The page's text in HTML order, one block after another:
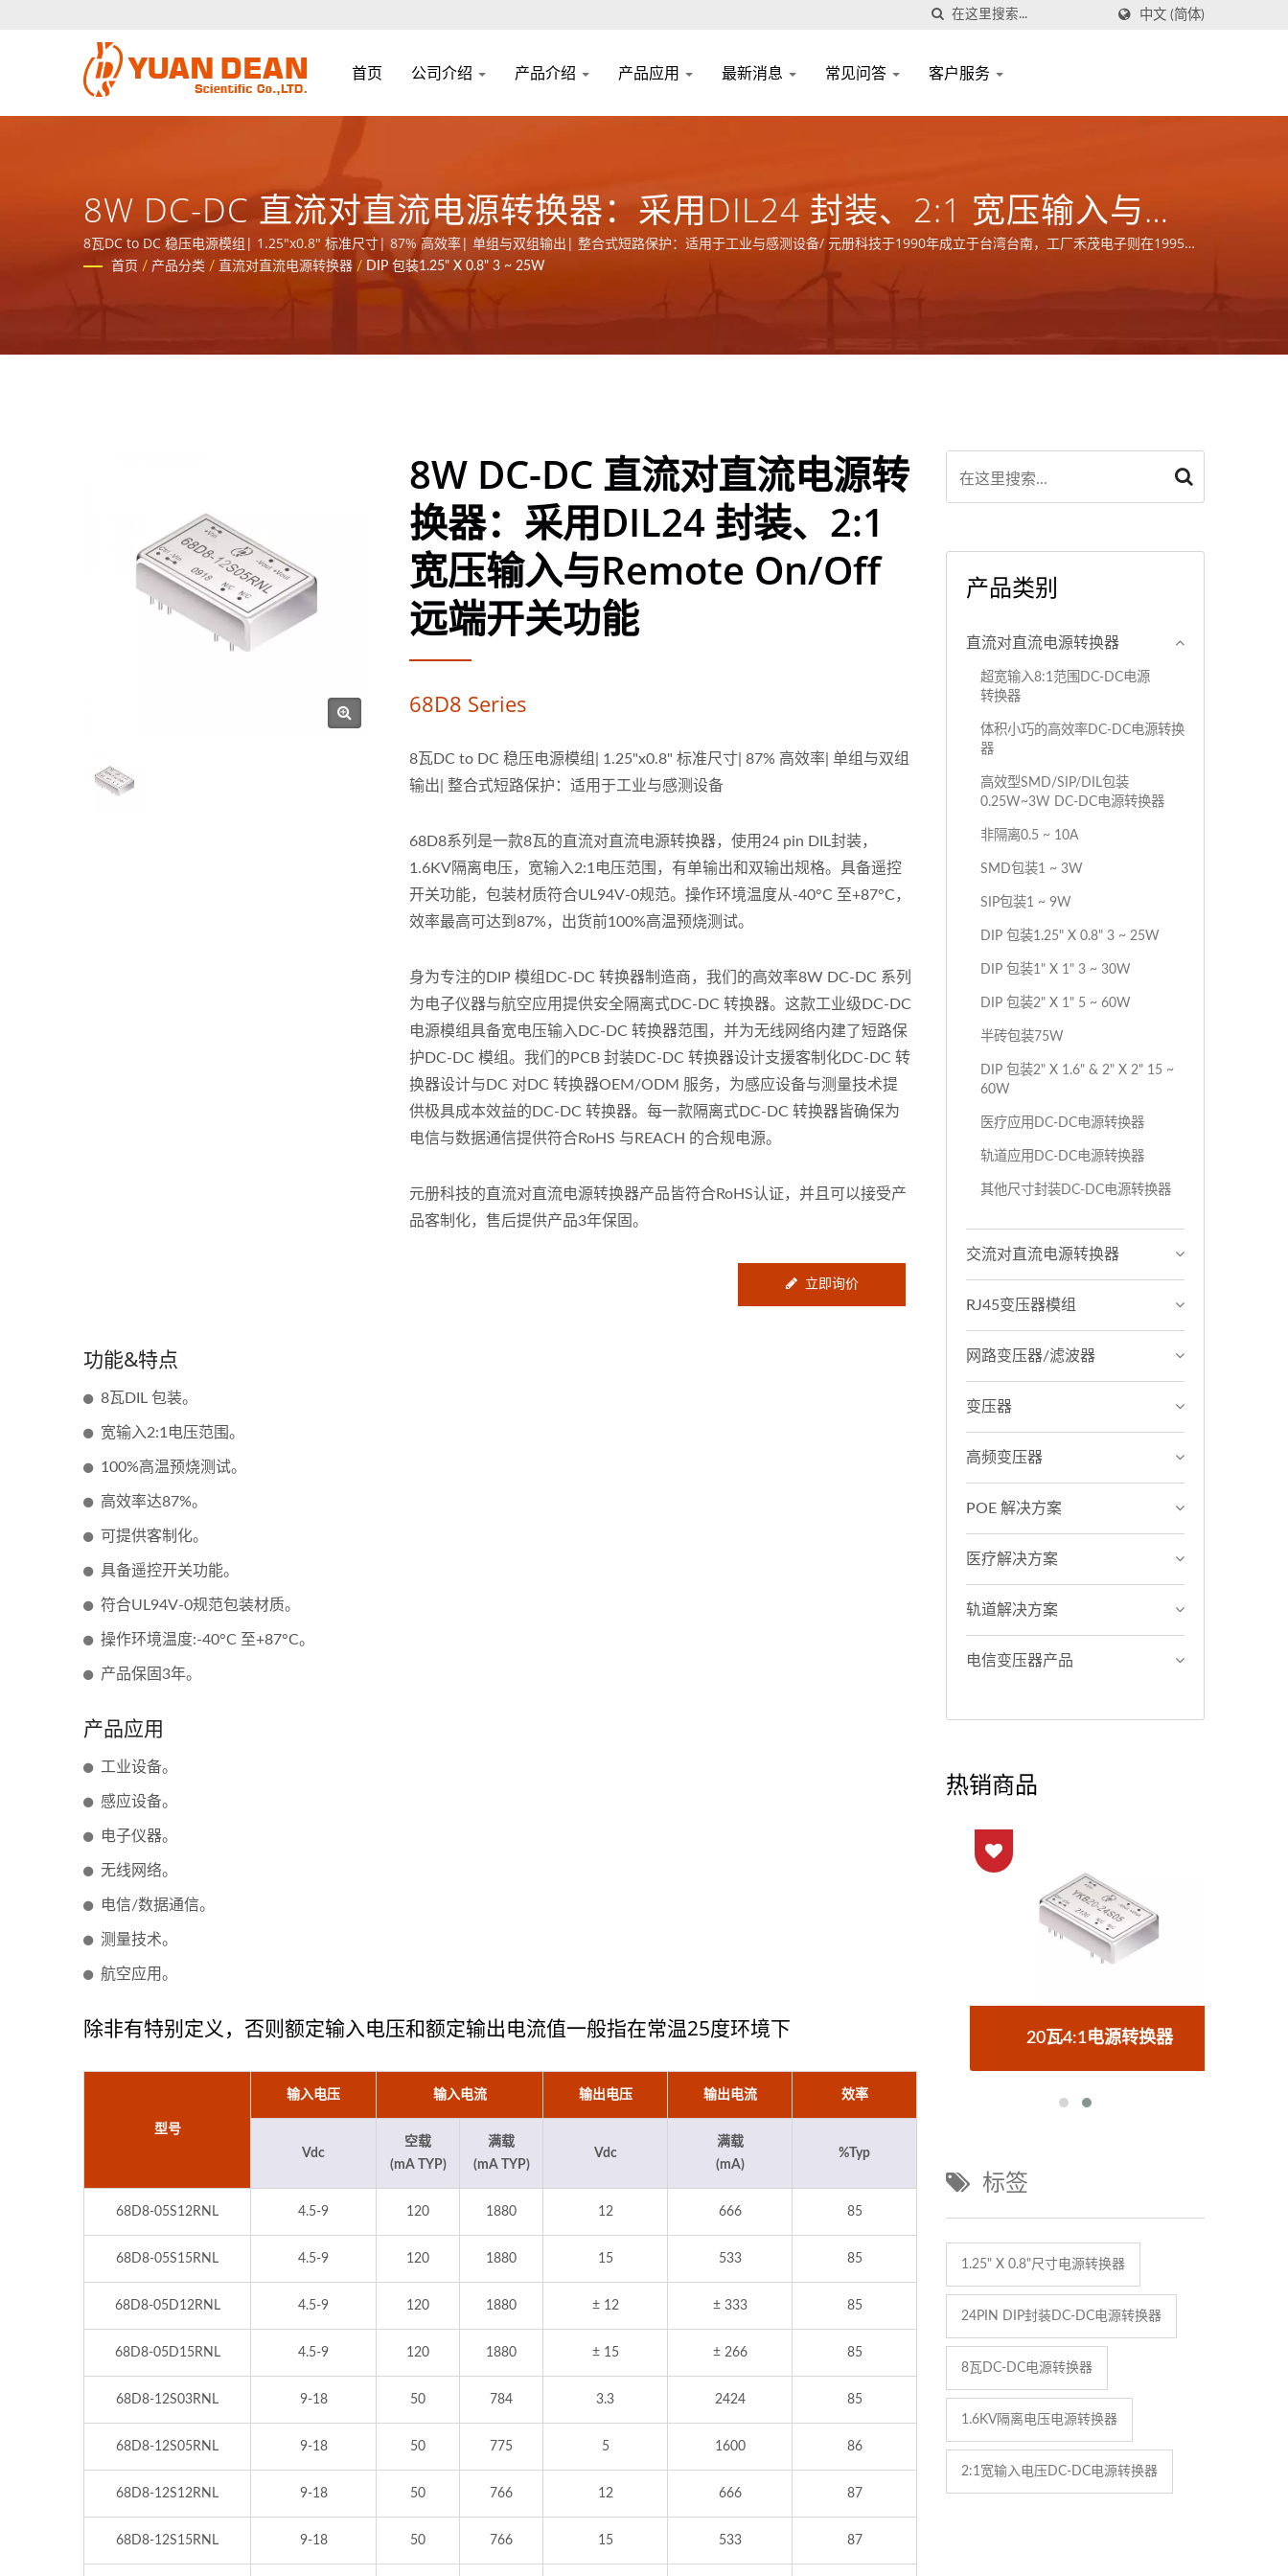
中文 (简体)
首页 公司介绍 产品介绍 产品应用 最新消息 常见问答 客户服务
8W DC-DC 直流对直流电源转换器：采用DIL24 封装、2:1 宽压输入与
Remote On/Off 远端开关功能
8瓦DC to DC 稳压电源模组| 1.25"x0.8" 标准尺寸| 87% 高效率| 单组与双组输出| 整合式短路保护：适用于工业与感测设备/ 元册科技于1990年成立于台湾台南，工厂禾茂电子则在1995年
成立于中国厦门，我们是业界领先的电源与磁性元件制造商并且拥有ISO 9001、ISO 14001和IATF16949 认证。
首页 / 产品分类 / 直流对直流电源转换器 / DIP 包装1.25" X 0.8" 3 ~ 25W
8W DC-DC 直流对直流电源转
换器：采用DIL24 封装、2:1
宽压输入与Remote On/Off
远端开关功能
68D8 Series
8瓦DC to DC 稳压电源模组| 1.25"x0.8" 标准尺寸| 87% 高效率| 单组与双组
输出| 整合式短路保护：适用于工业与感测设备
68D8系列是一款8瓦的直流对直流电源转换器，使用24 pin DIL封装，
1.6KV隔离电压，宽输入2:1电压范围，有单输出和双输出规格。具备遥控
开关功能，包装材质符合UL94V-0规范。操作环境温度从-40°C 至+87°C，
效率最高可达到87%，出货前100%高温预烧测试。
身为专注的DIP 模组DC-DC 转换器制造商，我们的高效率8W DC-DC 系列
为电子仪器与航空应用提供安全隔离式DC-DC 转换器。这款工业级DC-DC
电源模组具备宽电压输入DC-DC 转换器范围，并为无线网络内建了短路保
护DC-D​​C 模组。我们的PCB 封装DC-DC 转换器设计支援客制化DC-DC 转
换器设计与DC 对DC 转换器OEM/ODM 服务，为感应设备与测量技术提
供极具成本效益的DC-DC 转换器。每一款隔离式DC-DC 转换器皆确保为
电信与数据通信提供符合RoHS 与REACH 的合规电源。
元册科技的直流对直流电源转换器产品皆符合RoHS认证，并且可以接受产
品客制化，售后提供产品3年保固。
立即询价
功能&特点
8瓦DIL 包装。
宽输入2:1电压范围。
100%高温预烧测试。
高效率达87%。
可提供客制化。
具备遥控开关功能。
符合UL94V-0规范包装材质。
操作环境温度:-40°C 至+87°C。
产品保固3年。
产品应用
工业设备。
感应设备。
电子仪器。
无线网络。
电信/数据通信。
测量技术。
航空应用。
除非有特别定义，否则额定输入电压和额定输出电流值一般指在常温25度环境下
型号
输入电压 输入电流 输出电压 输出电流 效率
Vdc
空载
(mA TYP)
满载
(mA TYP)
Vdc
满载
(mA)
%Typ
68D8-05S12RNL 4.5-9 120 1880 12 666 85
68D8-05S15RNL 4.5-9 120 1880 15 533 85
68D8-05D12RNL 4.5-9 120 1880 ± 12 ± 333 85
68D8-05D15RNL 4.5-9 120 1880 ± 15 ± 266 85
68D8-12S03RNL 9-18 50 784 3.3 2424 85
68D8-12S05RNL 9-18 50 775 5 1600 86
68D8-12S12RNL 9-18 50 766 12 666 87
68D8-12S15RNL 9-18 50 766 15 533 87
产品类别
直流对直流电源转换器
超宽输入8:1范围DC-DC电源
转换器
体积小巧的高效率DC-DC电源转换
器
高效型SMD/SIP/DIL包装
0.25W~3W DC-DC电源转换器
非隔离0.5 ~ 10A
SMD包装1 ~ 3W
SIP包装1 ~ 9W
DIP 包装1.25" X 0.8" 3 ~ 25W
DIP 包装1" X 1" 3 ~ 30W
DIP 包装2" X 1" 5 ~ 60W
半砖包装75W
DIP 包装2" X 1.6" & 2" X 2" 15 ~
60W
医疗应用DC-DC电源转换器
轨道应用DC-DC电源转换器
其他尺寸封装DC-DC电源转换器
交流对直流电源转换器
RJ45变压器模组
网路变压器/滤波器
变压器
高频变压器
POE 解决方案
医疗解决方案
轨道解决方案
电信变压器产品
热销商品
75瓦半砖电源转换器 20瓦4:1电源转换器 75瓦半砖电源转换器 20瓦4:1电源转换器
标签
1.25" X 0.8"尺寸电源转换器
24PIN DIP封装DC-DC电源转换器
8瓦DC-DC电源转换器
1.6KV隔离电压电源转换器
2:1宽输入电压DC-DC电源转换器